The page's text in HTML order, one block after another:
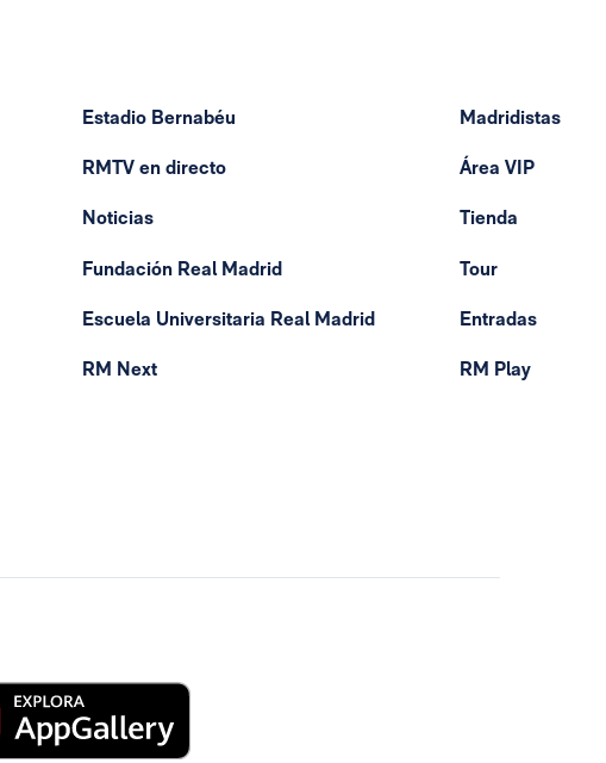
Estadio Bernabéu
RMTV en directo
Noticias
Fundación Real Madrid
Escuela Universitaria Real Madrid
RM Next
Madridistas
Área VIP
Tienda
Tour
Entradas
RM Play